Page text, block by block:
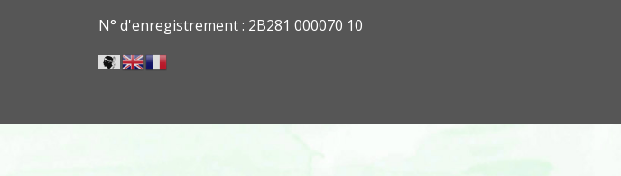
N° d'enregistrement : 2B281 000070 10